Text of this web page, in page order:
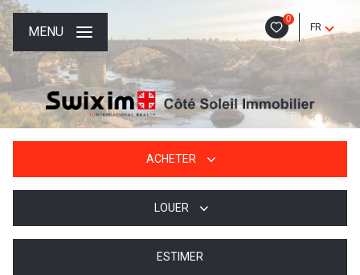
0
FR
MENU
ACHETER
De l'immo pro
LOUER
ESTIMER